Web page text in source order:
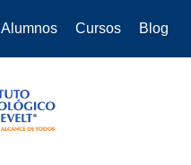
Alumnos Cursos Blog